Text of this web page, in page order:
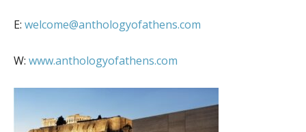
Ε: welcome@anthologyofathens.com
W: www.anthologyofathens.com